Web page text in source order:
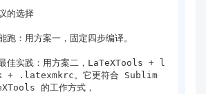
+ .latexmkrc。它更符合 Sublim
的工作方式，